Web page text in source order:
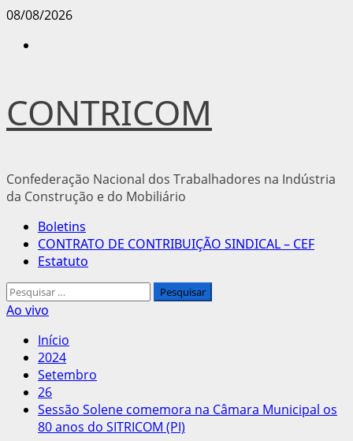
Avançar
08/08/2026
CONTRICOM
Confederação Nacional dos Trabalhadores na Indústria
da Construção e do Mobiliário
Menu
principal
Boletins
CONTRATO DE CONTRIBUIÇÃO SINDICAL – CEF
Estatuto
Pesquisar
por:
Ao vivo
Início
2024
Setembro
26
Sessão Solene comemora na Câmara Municipal os
80 anos do SITRICOM (PI)